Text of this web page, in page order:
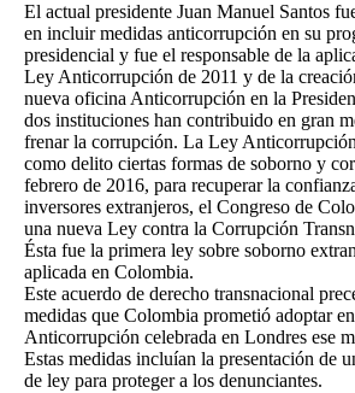
El actual presidente Juan Manuel Santos
en incluir medidas anticorrupción en su
presidencial y fue el responsable de la
Ley Anticorrupción de 2011 y de la
nueva oficina Anticorrupción en la
dos instituciones han contribuido en gran
frenar la corrupción. La Ley
como delito ciertas formas de soborno y
febrero de 2016, para recuperar la
inversores extranjeros, el Congreso de
una nueva Ley contra la Corrupción
Ésta fue la primera ley sobre soborno
aplicada en Colombia.
Este acuerdo de derecho transnacional
medidas que Colombia prometió adoptar
Anticorrupción celebrada en Londres ese
Estas medidas incluían la presentación de
de ley para proteger a los denunciantes.